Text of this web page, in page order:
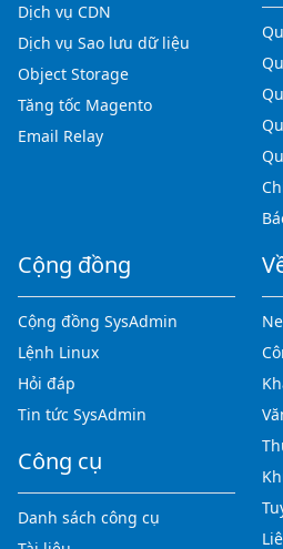
Dịch vụ CDN
Dịch vụ Sao lưu dữ liệu
Object Storage
Tăng tốc Magento
Email Relay
Cộng đồng
Cộng đồng SysAdmin
Lệnh Linux
Hỏi đáp
Tin tức SysAdmin
Công cụ
Danh sách công cụ